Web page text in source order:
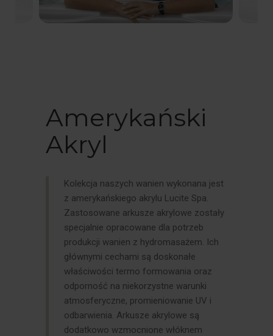
Amerykański
Akryl
Kolekcja naszych wanien wykonana jest
z amerykańskiego akrylu Lucite Spa.
Zastosowane arkusze akrylowe zostały
specjalnie opracowane dla potrzeb
produkcji wanien z hydromasażem. Ich
głównymi cechami są doskonałe
właściwości termo formowania oraz
odporność na niekorzystne warunki
atmosferyczne, promieniowanie UV i
odbarwienia. Arkusze akrylowe są
dodatkowo wzmocnione włóknem